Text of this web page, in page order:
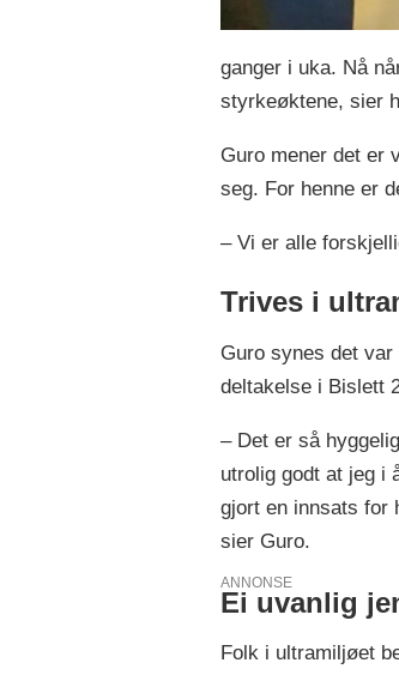
ganger i uka. Nå
styrkeøktene, sier
Guro mener det er
seg. For henne er
– Vi er alle
Trives i
Guro synes det
deltakelse i Bislett
– Det er så
utrolig godt at jeg i
gjort en innsats for
sier Guro.
ANNONSE
Ei uvanlig
Folk i ultramiljøet